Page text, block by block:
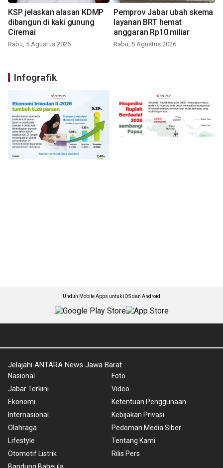
KSP jelaskan alasan KDMP
dibangun di kaki gunung
Ciremai
Rabu, 5 Agustus 2026
Pemprov Jabar ubah skema
layanan BRT hemat
anggaran Rp10 miliar
Rabu, 5 Agustus 2026
Infografik
Unduh Mobile Apps untuk iOS dan Android
Jelajahi ANTARA News Jawa Barat
Nasional
Jabar Terkini
Ekonomi
Internasional
Olahraga
Lifestyle
Otomotif Listrik
Foto
Video
Ketentuan Penggunaan
Kebijakan Privasi
Pedoman Media Siber
Tentang Kami
Rilis Pers